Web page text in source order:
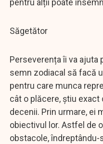
Săgetător
Perseverența îi va
semn zodiacal să facă
pentru care munca
cât o plăcere, știu
decenii. Prin urmare, ei
obiectivul lor. Astfel de
obstacole,